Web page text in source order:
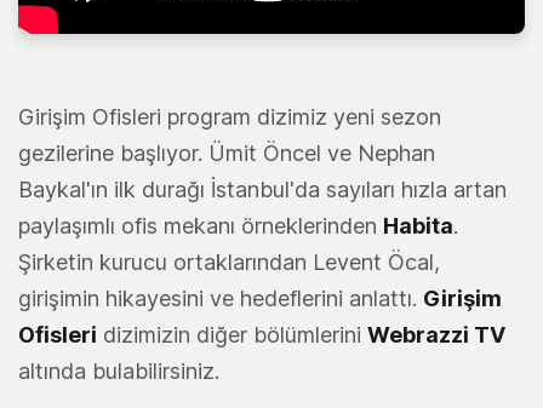
Girişim Ofisleri program dizimiz yeni sezon
gezilerine başlıyor. Ümit Öncel ve Nephan
Baykal'ın ilk durağı İstanbul'da sayıları hızla artan
paylaşımlı ofis mekanı örneklerinden Habita.
Şirketin kurucu ortaklarından Levent Öcal,
girişimin hikayesini ve hedeflerini anlattı. Girişim
Ofisleri dizimizin diğer bölümlerini Webrazzi TV
altında bulabilirsiniz.